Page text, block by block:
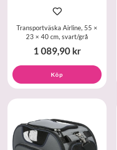
Transportväska Airline, 55 ×
23 × 40 cm, svart/grå
1 089,90 kr
Köp